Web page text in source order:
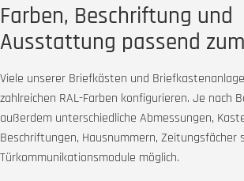
Farben, Beschriftung und
Ausstattung passend
Viele unserer Briefkästen und
zahlreichen RAL-Farben konfigurieren. Je nach
außerdem unterschiedliche Abmessungen,
Beschriftungen, Hausnummern, Zeitungsfächer
Türkommunikationsmodule möglich.